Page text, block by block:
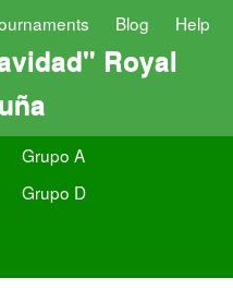
Blog Help
Royal
Grupo A
Grupo D